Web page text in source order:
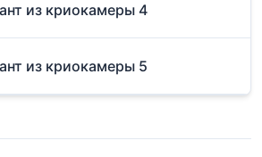
из криокамеры 4
из криокамеры 5